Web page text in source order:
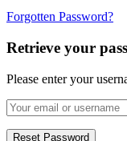
Forgotten Password?
Retrieve your
Please enter your